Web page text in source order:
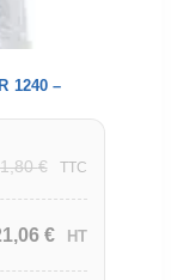
1240 –
€ TTC
€ HT